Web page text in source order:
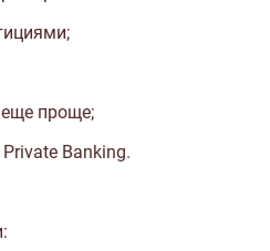
еще проще;
Banking.